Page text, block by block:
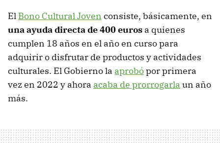
El Bono Cultural Joven consiste, básicamente, en
una ayuda directa de 400 euros a quienes
cumplen 18 años en el año en curso para
adquirir o disfrutar de productos y actividades
culturales. El Gobierno la aprobópor primera
vez en 2022 y ahora acaba de prorrogarla un año
más.